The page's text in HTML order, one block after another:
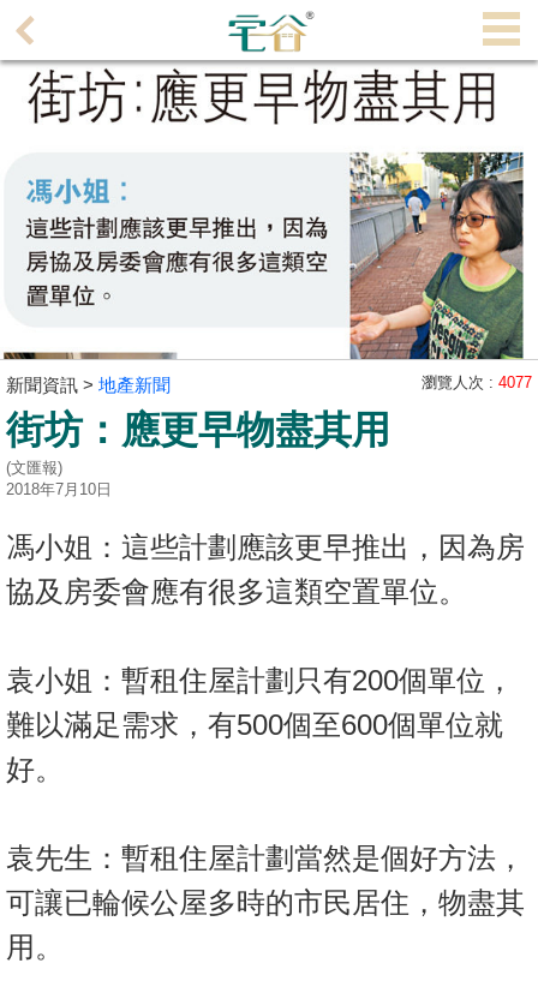
理
主
頁
搵
樓/
成
交
放
盤
宅
按
揭
產
客
地
新
聞
數
新聞資訊 > 地產新聞 瀏覽人次 : 4077
街坊：應更早物盡其用
(文匯報)
2018年7月10日
馮小姐：這些計劃應該更早推出，因為房
協及房委會應有很多這類空置單位。
袁小姐：暫租住屋計劃只有200個單位，
難以滿足需求，有500個至600個單位就
好。
袁先生：暫租住屋計劃當然是個好方法，
可讓已輪候公屋多時的市民居住，物盡其
用。